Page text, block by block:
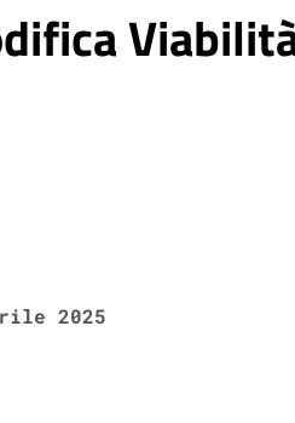
2025